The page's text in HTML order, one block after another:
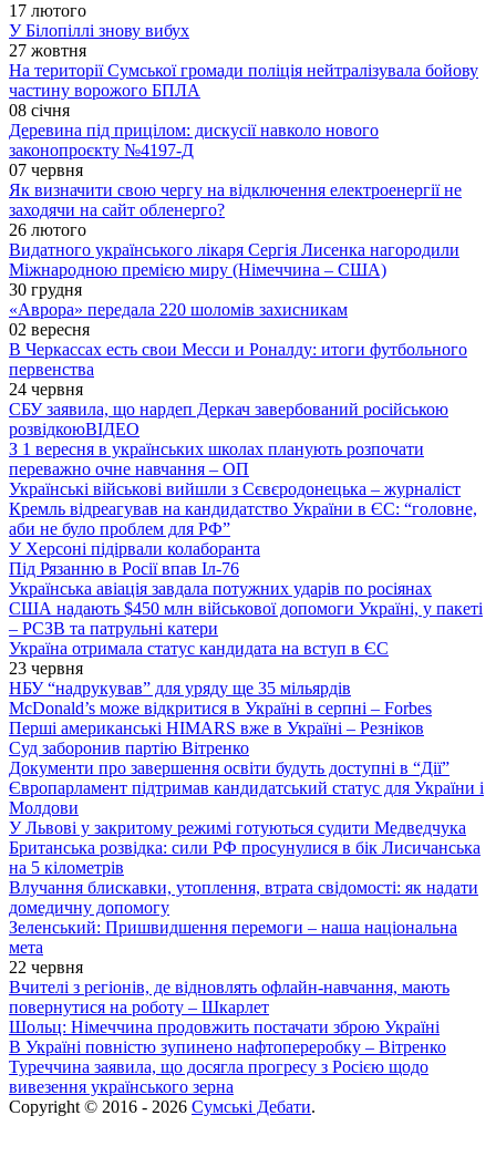
17 лютого
У Білопіллі знову вибух
27 жовтня
На території Сумської громади поліція нейтралізувала бойову
частину ворожого БПЛА
08 січня
Деревина під прицілом: дискусії навколо нового
законопроєкту №4197-Д
07 червня
Як визначити свою чергу на відключення електроенергії не
заходячи на сайт обленерго?
26 лютого
Видатного українського лікаря Сергія Лисенка нагородили
Міжнародною премією миру (Німеччина – США)
30 грудня
«Аврора» передала 220 шоломів захисникам
02 вересня
В Черкассах есть свои Месси и Роналду: итоги футбольного
первенства
24 червня
СБУ заявила, що нардеп Деркач завербований російською
розвідкоюВІДЕО
З 1 вересня в українських школах планують розпочати
переважно очне навчання – ОП
Українські військові вийшли з Сєвєродонецька – журналіст
Кремль відреагував на кандидатство України в ЄС: “головне,
аби не було проблем для РФ”
У Херсоні підірвали колаборанта
Під Рязанню в Росії впав Іл-76
Українська авіація завдала потужних ударів по росіянах
США надають $450 млн військової допомоги Україні, у пакеті
– РСЗВ та патрульні катери
Україна отримала статус кандидата на вступ в ЄС
23 червня
НБУ “надрукував” для уряду ще 35 мільярдів
McDonald’s може відкритися в Україні в серпні – Forbes
Перші американські HIMARS вже в Україні – Резніков
Суд заборонив партію Вітренко
Документи про завершення освіти будуть доступні в “Дії”
Європарламент підтримав кандидатський статус для України і
Молдови
У Львові у закритому режимі готуються судити Медведчука
Британська розвідка: сили РФ просунулися в бік Лисичанська
на 5 кілометрів
Влучання блискавки, утоплення, втрата свідомості: як надати
домедичну допомогу
Зеленський: Пришвидшення перемоги – наша національна
мета
22 червня
Вчителі з регіонів, де відновлять офлайн-навчання, мають
повернутися на роботу – Шкарлет
Шольц: Німеччина продовжить постачати зброю Україні
В Україні повністю зупинено нафтопереробку – Вітренко
Туреччина заявила, що досягла прогресу з Росією щодо
вивезення українського зерна
Copyright © 2016 - 2026 Сумські Дебати.